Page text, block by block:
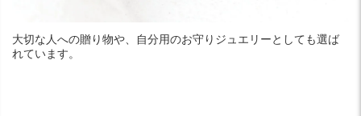
大切な人への贈り物や、自分用のお守りジュエリーとしても選ば
れています。